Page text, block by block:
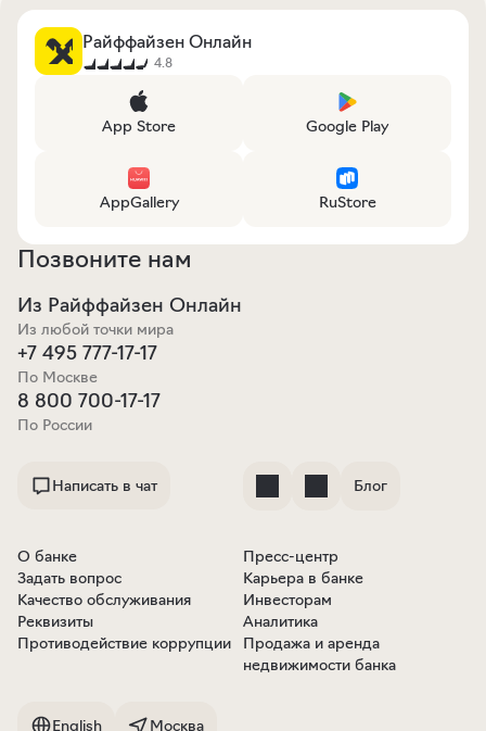
Райффайзен Онлайн
4.8
App Store Google Play
AppGallery RuStore
Позвоните нам
Из Райффайзен Онлайн
Из любой точки мира
+7 495 777-17-17
По Москве
8 800 700-17-17
По России
Написать в чат Блог
О банке
Задать вопрос
Качество обслуживания
Реквизиты
Противодействие коррупции
Пресс-центр
Карьера в банке
Инвесторам
Аналитика
Продажа и аренда
недвижимости банка
English Москва